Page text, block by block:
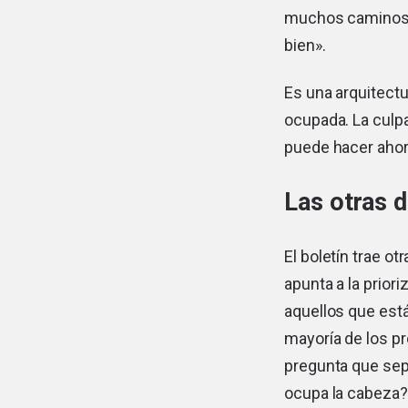
muchos
bien».
Es una
ocupada. La
puede hacer
Las otras
El boletín trae
apunta a la
aquellos que
mayoría de los
pregunta que
ocupa la cabeza?